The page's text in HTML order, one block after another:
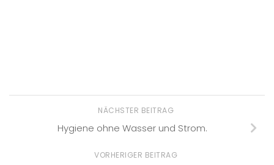
NÄCHSTER BEITRAG
Hygiene ohne Wasser und Strom.
VORHERIGER BEITRAG